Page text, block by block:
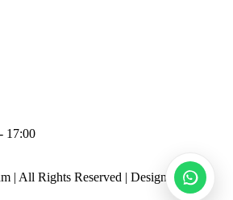
17:00
| All Rights Reserved | Design by SLui
uns kurz, worum es geht (z.B.
Erbschaft, Firmengründung). Wir
bei Ihnen!